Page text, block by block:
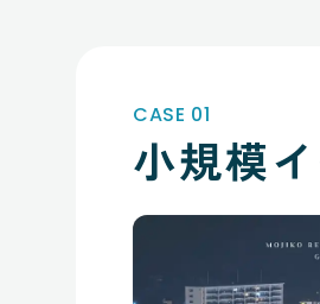
CASE 01
小規模